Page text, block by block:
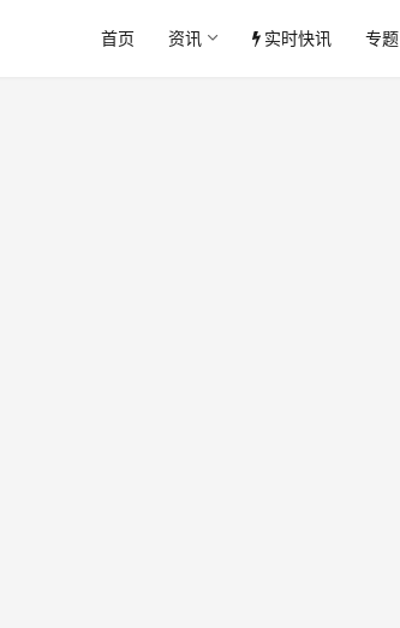
首页 资讯 实时快讯 专题